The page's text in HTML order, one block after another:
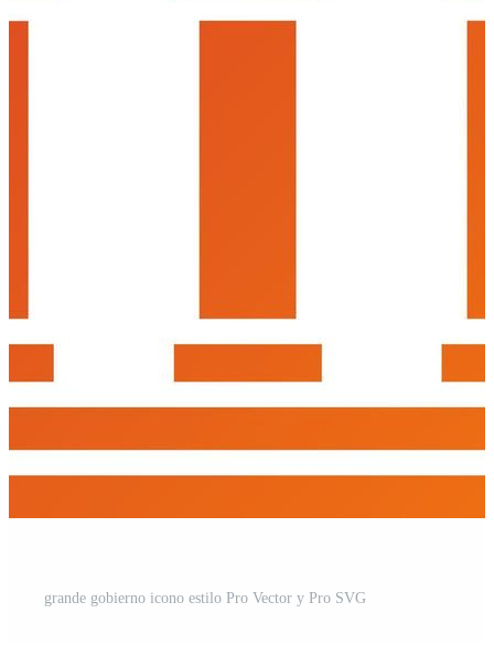
grande gobierno icono estilo Pro Vector y Pro SVG